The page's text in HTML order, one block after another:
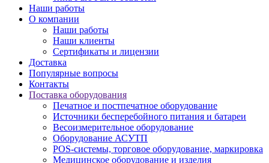
Наши работы
О компании
Наши работы
Наши клиенты
Сертификаты и лицензии
Доставка
Популярные вопросы
Контакты
Поставка оборудования
Печатное и постпечатное оборудование
Источники бесперебойного питания и батареи
Весоизмерительное оборудование
Оборудование АСУТП
POS-системы, торговое оборудование, маркировка
Медицинское оборудование и изделия